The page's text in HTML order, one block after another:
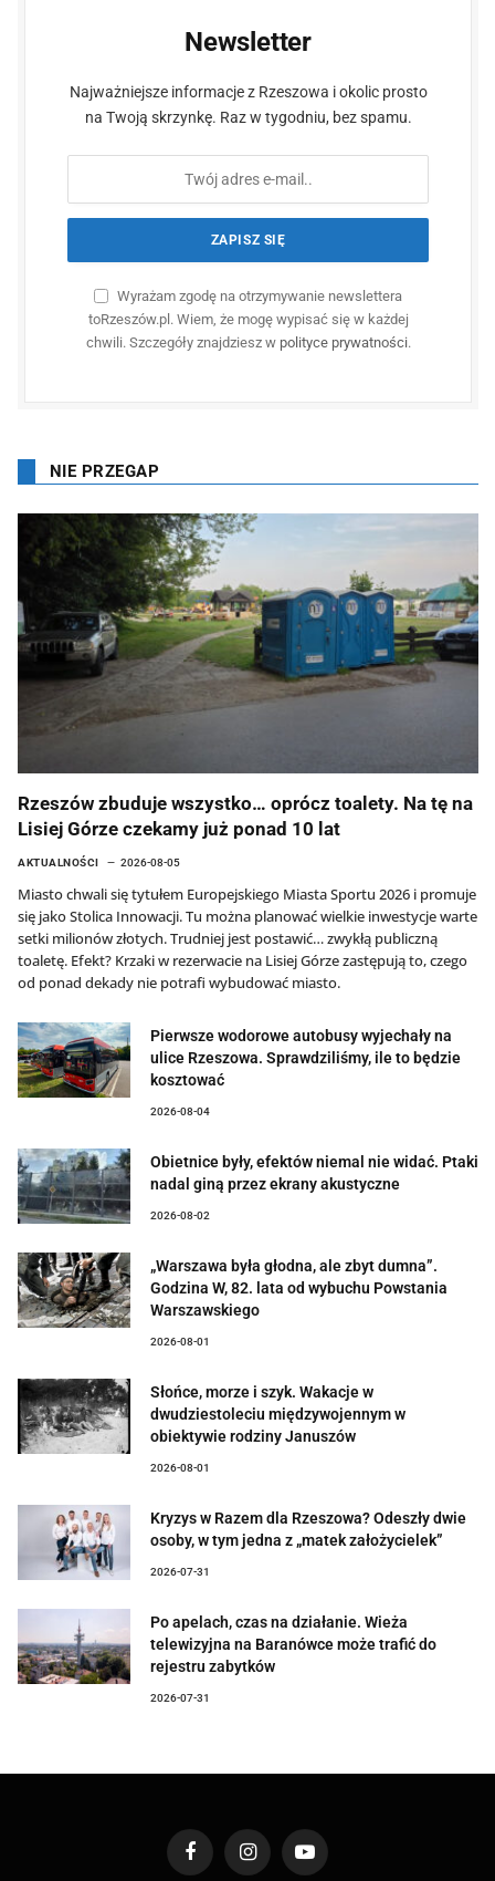
Newsletter
Najważniejsze informacje z Rzeszowa i okolic prosto
na Twoją skrzynkę. Raz w tygodniu, bez spamu.
Wyrażam zgodę na otrzymywanie newslettera
toRzeszów.pl. Wiem, że mogę wypisać się w każdej
chwili. Szczegóły znajdziesz w polityce prywatności.
NIE PRZEGAP
Rzeszów zbuduje wszystko… oprócz toalety. Na tę na
Lisiej Górze czekamy już ponad 10 lat
AKTUALNOŚCI 2026-08-05
Miasto chwali się tytułem Europejskiego Miasta Sportu 2026 i promuje
się jako Stolica Innowacji. Tu można planować wielkie inwestycje warte
setki milionów złotych. Trudniej jest postawić… zwykłą publiczną
toaletę. Efekt? Krzaki w rezerwacie na Lisiej Górze zastępują to, czego
od ponad dekady nie potrafi wybudować miasto.
Pierwsze wodorowe autobusy wyjechały na
ulice Rzeszowa. Sprawdziliśmy, ile to będzie
kosztować
2026-08-04
Obietnice były, efektów niemal nie widać. Ptaki
nadal giną przez ekrany akustyczne
2026-08-02
„Warszawa była głodna, ale zbyt dumna”.
Godzina W, 82. lata od wybuchu Powstania
Warszawskiego
2026-08-01
Słońce, morze i szyk. Wakacje w
dwudziestoleciu międzywojennym w
obiektywie rodziny Januszów
2026-08-01
Kryzys w Razem dla Rzeszowa? Odeszły dwie
osoby, w tym jedna z „matek założycielek”
2026-07-31
Po apelach, czas na działanie. Wieża
telewizyjna na Baranówce może trafić do
rejestru zabytków
2026-07-31
FacebookInstagramYouTube